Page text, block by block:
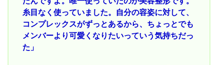
糸目なく使っていました。自分の容姿に対して、
コンプレックスがずっとあるから、ちょっとでも
メンバーより可愛くなりたいっていう気持ちだっ
た」